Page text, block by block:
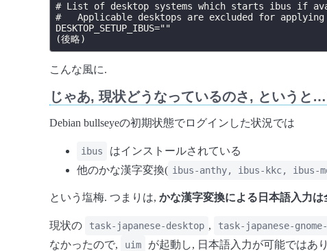
# List of desktop systems which starts ibus if
#   Applicable desktops are excluded for applying
DESKTOP_SETUP_IBUS=""
こんな風に.
じゃあ, 現状どうなっているのさ, というと
Debian bullseyeの初期状態でログインした状況では
ibus
はインストールされている
他のかな漢字変換( ibus-anthy, ibus-kkc, ibus-
という塩梅. つまりは, かな漢字変換による日本語入力
現状の task-japanese-desktop , task-japanese-
なかったので,
uim が起動し, 日本語入力が可能ではあ